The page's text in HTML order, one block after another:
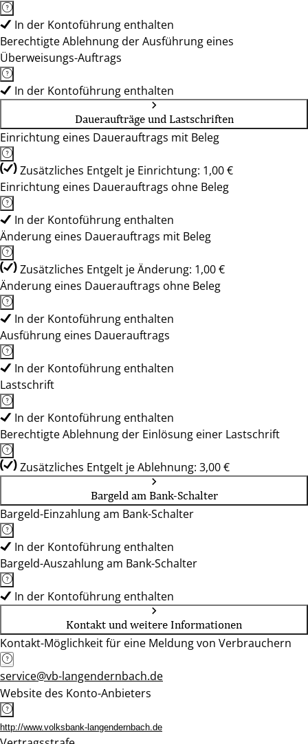
In der Kontoführung enthalten
Berechtigte Ablehnung der Ausführung eines
Überweisungs-Auftrags
In der Kontoführung enthalten
Daueraufträge und Lastschriften
Einrichtung eines Dauerauftrags mit Beleg
Zusätzliches Entgelt je Einrichtung: 1,00 €
Einrichtung eines Dauerauftrags ohne Beleg
In der Kontoführung enthalten
Änderung eines Dauerauftrags mit Beleg
Zusätzliches Entgelt je Änderung: 1,00 €
Änderung eines Dauerauftrags ohne Beleg
In der Kontoführung enthalten
Ausführung eines Dauerauftrags
In der Kontoführung enthalten
Lastschrift
In der Kontoführung enthalten
Berechtigte Ablehnung der Einlösung einer Lastschrift
Zusätzliches Entgelt je Ablehnung: 3,00 €
Bargeld am Bank-Schalter
Bargeld-Einzahlung am Bank-Schalter
In der Kontoführung enthalten
Bargeld-Auszahlung am Bank-Schalter
In der Kontoführung enthalten
Kontakt und weitere Informationen
Kontakt-Möglichkeit für eine Meldung von Verbrauchern
service@vb-langendernbach.de
Website des Konto-Anbieters
http://www.volksbank-langendernbach.de